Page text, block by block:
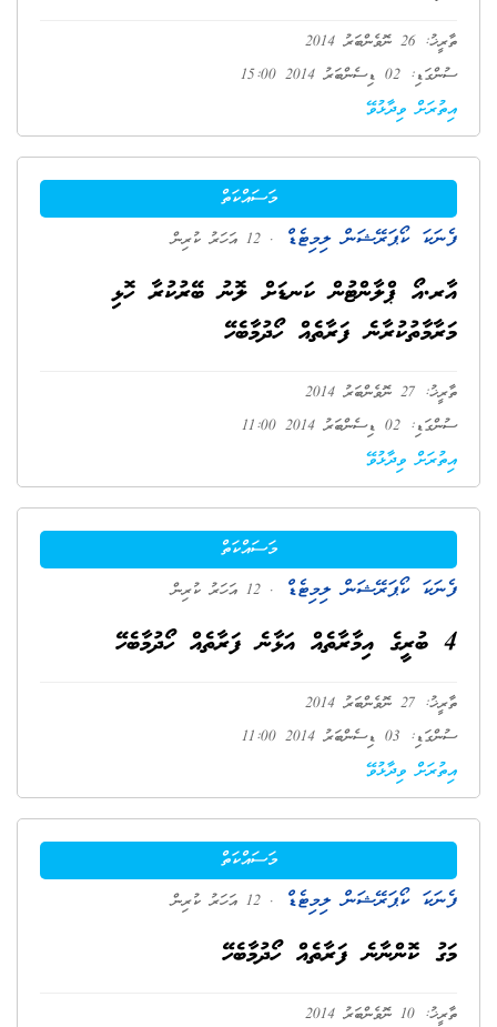
ތާރީޚު: 26 ނޮވެންބަރު 2014
ސުންގަޑި: 02 ޑިސެންބަރު 2014 15:00
އިތުރަށް ވިދާޅުވޭ
މަސައްކަތް
ފެނަކަ ކޯޕަރޭޝަން ލިމިޓެޑް . 12 އަހަރު ކުރިން
އާރ.އޯ ޕްލާންޓުން ކަނޑަށް ލޮނު ބޭރުކުރާ ހޮޅި
މަރާމާތުކުރާނެ ފަރާތެއް ހޯދުމާބެހޭ
ތާރީޚު: 27 ނޮވެންބަރު 2014
ސުންގަޑި: 02 ޑިސެންބަރު 2014 11:00
އިތުރަށް ވިދާޅުވޭ
މަސައްކަތް
ފެނަކަ ކޯޕަރޭޝަން ލިމިޓެޑް . 12 އަހަރު ކުރިން
4 ބުރީގެ އިމާރާތެއް އަޅާނެ ފަރާތެއް ހޯދުމާބެހޭ
ތާރީޚު: 27 ނޮވެންބަރު 2014
ސުންގަޑި: 03 ޑިސެންބަރު 2014 11:00
އިތުރަށް ވިދާޅުވޭ
މަސައްކަތް
ފެނަކަ ކޯޕަރޭޝަން ލިމިޓެޑް . 12 އަހަރު ކުރިން
މަގު ކޮންނާނެ ފަރާތެއް ހޯދުމާބެހޭ
ތާރީޚު: 10 ނޮވެންބަރު 2014